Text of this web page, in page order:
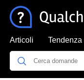
Articoli Tendenza